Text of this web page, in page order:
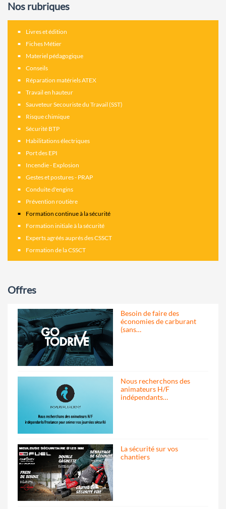
Nos rubriques
Livres et édition
Fiches Métier
Materiel pédagogique
Conseils
Réparation matériels ATEX
Travail en hauteur
Sauveteur Secouriste du Travail (SST)
Risque chimique
Sécurité BTP
Habilitations électriques
Port des EPI
Incendie - Explosion
Gestes et postures - PRAP
Conduite d'engins
Prévention routière
Formation continue à la sécurité
Formation initiale à la sécurité
Experts agréés auprés des CSSCT
Formation de la CSSCT
Offres
Besoin de faire des
économies de carburant
(sans…
Nous recherchons des
animateurs H/F
indépendants…
La sécurité sur vos
chantiers